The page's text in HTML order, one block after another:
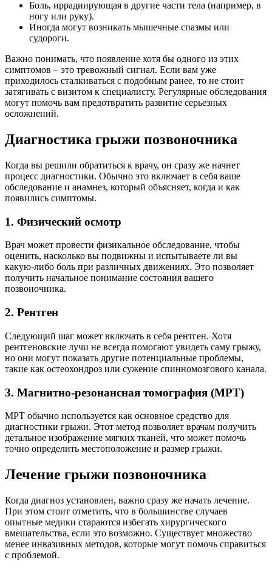
Боль, иррадиирующая в другие части тела (например, в
ногу или руку).
Иногда могут возникать мышечные спазмы или
судороги.
Важно понимать, что появление хотя бы одного из этих
симптомов – это тревожный сигнал. Если вам уже
приходилось сталкиваться с подобным ранее, то не стоит
затягивать с визитом к специалисту. Регулярные обследования
могут помочь вам предотвратить развитие серьезных
осложнений.
Диагностика грыжи позвоночника
Когда вы решили обратиться к врачу, он сразу же начнет
процесс диагностики. Обычно это включает в себя ваше
обследование и анамнез, который объясняет, когда и как
появились симптомы.
1. Физический осмотр
Врач может провести физикальное обследование, чтобы
оценить, насколько вы подвижны и испытываете ли вы
какую-либо боль при различных движениях. Это позволяет
получить начальное понимание состояния вашего
позвоночника.
2. Рентген
Следующий шаг может включать в себя рентген. Хотя
рентгеновские лучи не всегда помогают увидеть саму грыжу,
но они могут показать другие потенциальные проблемы,
такие как остеохондроз или сужение спинномозгового канала.
3. Магнитно-резонансная томография (МРТ)
МРТ обычно используется как основное средство для
диагностики грыжи. Этот метод позволяет врачам получить
детальное изображение мягких тканей, что может помочь
точно определить местоположение и размер грыжи.
Лечение грыжи позвоночника
Когда диагноз установлен, важно сразу же начать лечение.
При этом стоит отметить, что в большинстве случаев
опытные медики стараются избегать хирургического
вмешательства, если это возможно. Существует множество
менее инвазивных методов, которые могут помочь справиться
с проблемой.